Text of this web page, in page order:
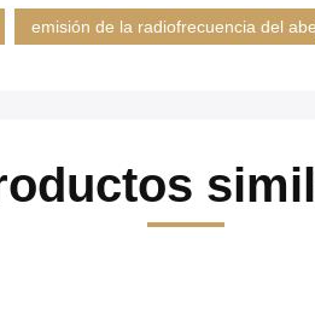
emisión de la radiofrecuencia del